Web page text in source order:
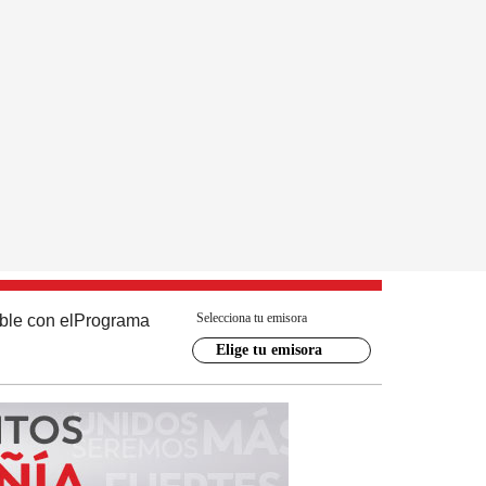
con el Programa Selecciona tu emisora
Elige tu emisora